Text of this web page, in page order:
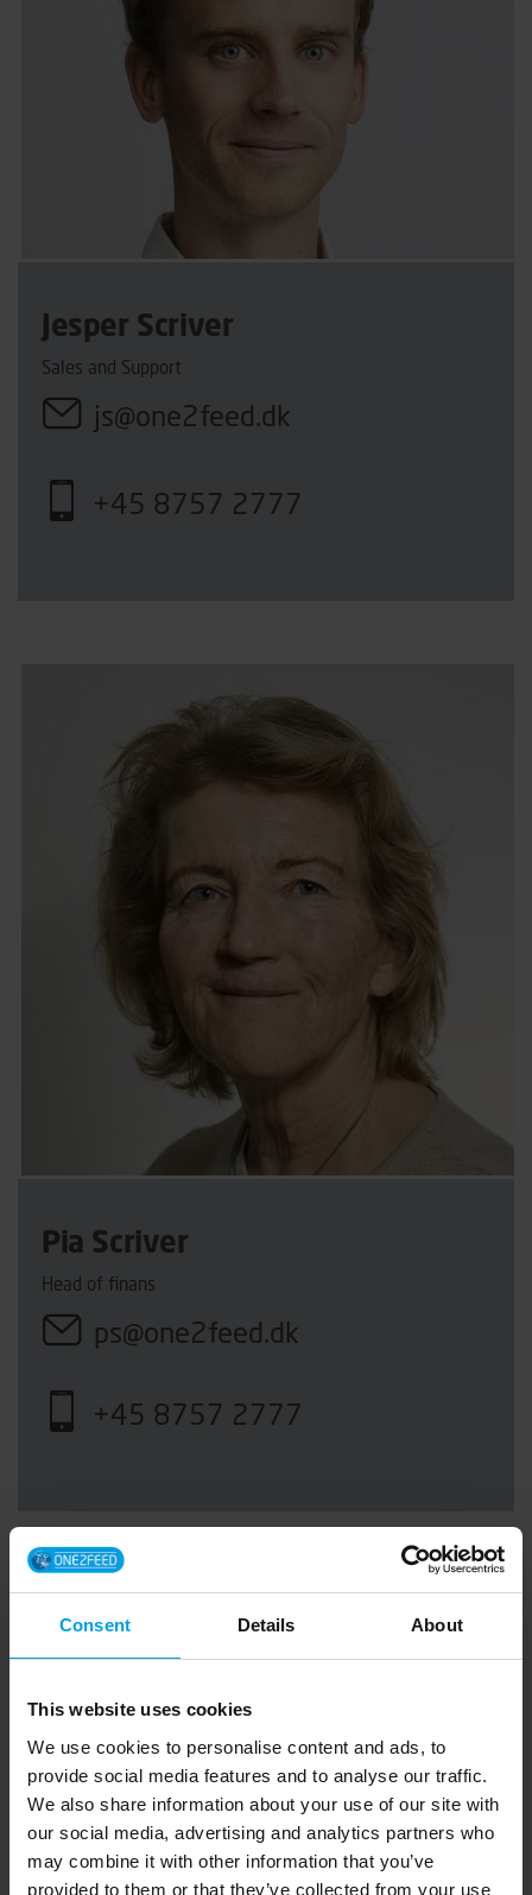
Consent Details About
This website uses cookies
We use cookies to personalise content and ads, to
provide social media features and to analyse our traffic.
We also share information about your use of our site with
our social media, advertising and analytics partners who
may combine it with other information that you’ve
provided to them or that they’ve collected from your use
Jesper Scriver
Sales and Support
js@one2feed.dk
+45 8757 2777
Pia Scriver
Head of finans
ps@one2feed.dk
+45 8757 2777